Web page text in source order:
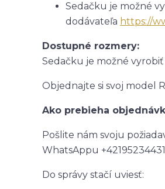
Sedačku je možné
dodávateľa https://
Dostupné rozmery:
Sedačku je možné
Objednajte si svoj model
Ako prebieha
Pošlite nám svoju
WhatsAppu
Do správy stačí uviesť: